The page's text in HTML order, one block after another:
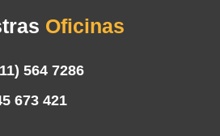
Oficinas
564 7286
673 421